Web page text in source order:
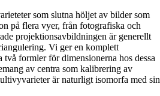
som slutna höljet av bilder som
på flera vyer, från fotografiska och
projektionsavbildningen är generellt
Vi ger en komplett
två formler för dimensionerna hos dessa
av centra som kalibrering av
är naturligt isomorfa med sin